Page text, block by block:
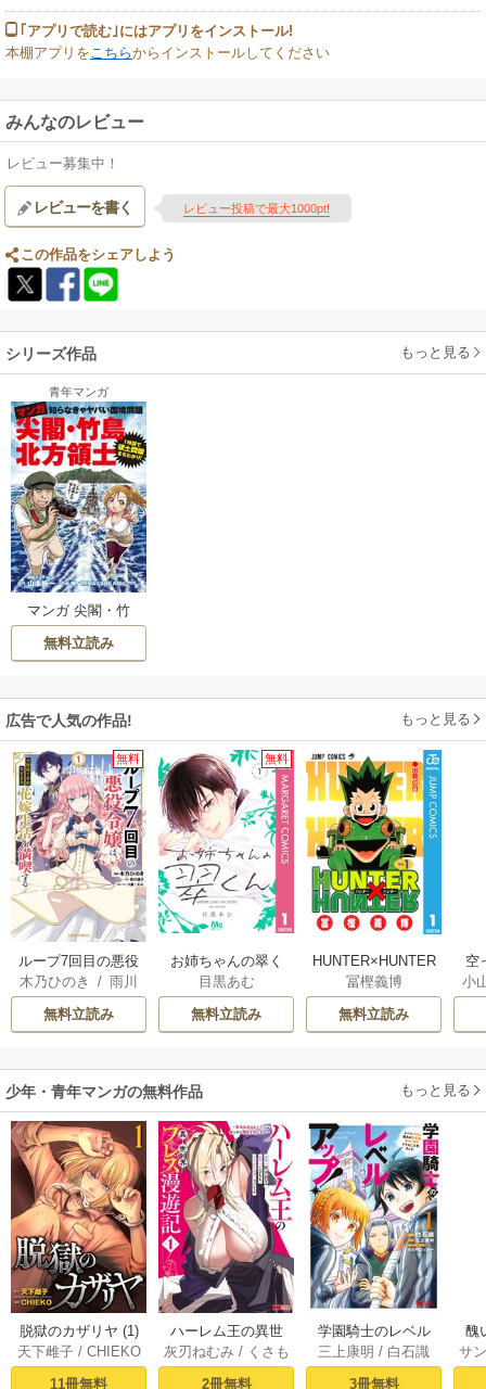
｢アプリで読む｣にはアプリをインストール!
本棚アプリを こちらからインストールしてください
みんなのレビュー
レビュー募集中！
レビューを書く レビュー投稿で最大1000pt!
この作品をシェアしよう
シリーズ作品 もっと見る
青年マンガ
マンガ 尖閣・竹
島・北方領土
無料立読み
広告で人気の作品! もっと見る
無料
ループ7回目の悪役
令嬢は、元敵国で
自由気ままな花嫁
生活を満喫する
木乃ひのき /雨川
/ 八美☆わん
無料立読み
無料
お姉ちゃんの翠く
ん
目黒あむ
無料立読み
HUNTER×HUNTER
モノクロ版
冨樫義博
無料立読み
空
小
少年・青年マンガの無料作品 もっと見る
脱獄のカザリヤ (1)
天下雌子/ CHIEKO
11冊無料
ハーレム王の異世
界プレス漫遊記 ～
最強無双のおじさ
灰刃ねむみ / くさも
ち
2冊無料
学園騎士のレベル
アップ！レベル100
0超えの転生者、落
三上康明 / 白石識
3冊無料
醜
同
サ